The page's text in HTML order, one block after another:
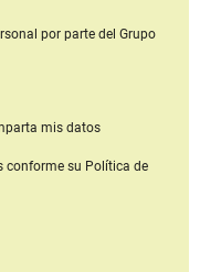
por parte del Grupo
mis datos
conforme su Política de